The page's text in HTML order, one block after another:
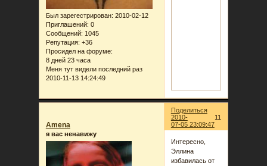
Был зарегестрирован: 2010-02-12
Приглашений: 0
Сообщений: 1045
Репутация: +36
Просидел на форуме:
8 дней 23 часа
Меня тут видели последний раз
2010-11-13 14:24:49
Поделиться
11
2010-
07-05 23:09:47
Amena
я вас ненавижу
Интересно,
Эллина
избавилась от